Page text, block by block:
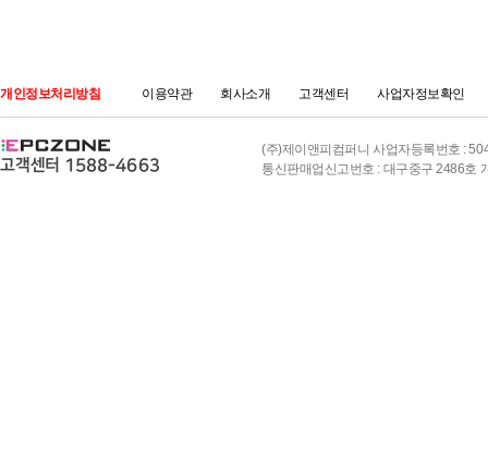
개인정보처리방침 이용약관 회사소개 고객센터 사업자정보확인
(주)제이앤피컴퍼니 사업자등록번호 :
통신판매업신고번호 : 대구중구 2486호